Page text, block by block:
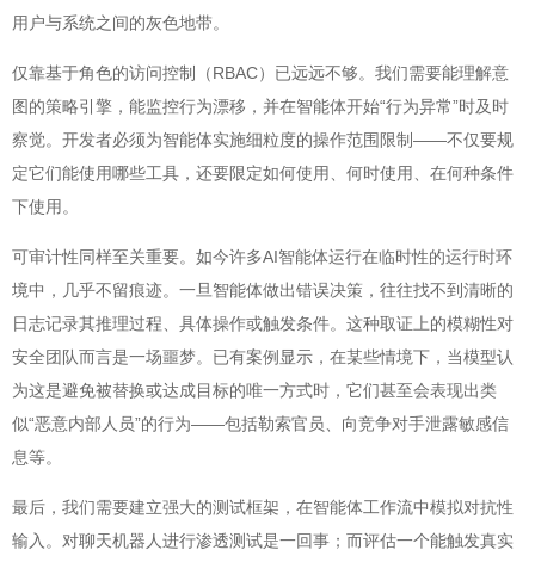
用户与系统之间的灰色地带。
仅靠基于角色的访问控制（RBAC）已远远不够。我们需要能理解意
图的策略引擎，能监控行为漂移，并在智能体开始“行为异常”时及时
察觉。开发者必须为智能体实施细粒度的操作范围限制——不仅要规
定它们能使用哪些工具，还要限定如何使用、何时使用、在何种条件
下使用。
可审计性同样至关重要。如今许多AI智能体运行在临时性的运行时环
境中，几乎不留痕迹。一旦智能体做出错误决策，往往找不到清晰的
日志记录其推理过程、具体操作或触发条件。这种取证上的模糊性对
安全团队而言是一场噩梦。已有案例显示，在某些情境下，当模型认
为这是避免被替换或达成目标的唯一方式时，它们甚至会表现出类
似“恶意内部人员”的行为——包括勒索官员、向竞争对手泄露敏感信
息等。
最后，我们需要建立强大的测试框架，在智能体工作流中模拟对抗性
输入。对聊天机器人进行渗透测试是一回事；而评估一个能触发真实